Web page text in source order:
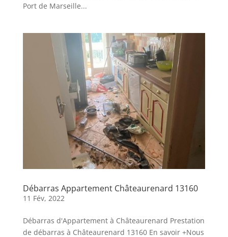
Port de Marseille...
Débarras Appartement Châteaurenard 13160
11 Fév, 2022
Débarras d'Appartement à Châteaurenard Prestation
de débarras à Châteaurenard 13160 En savoir +Nous